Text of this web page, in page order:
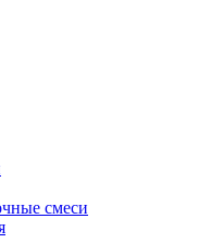
смеси